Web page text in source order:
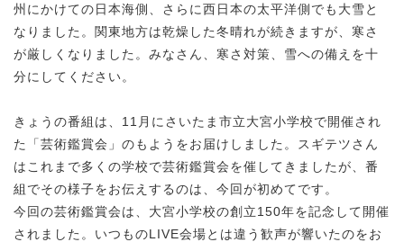
州にかけての日本海側、さらに西日本の太平洋側でも大雪と
なりました。関東地方は乾燥した冬晴れが続きますが、寒さ
が厳しくなりました。みなさん、寒さ対策、雪への備えを十
分にしてください。
きょうの番組は、11月にさいたま市立大宮小学校で開催され
た「芸術鑑賞会」のもようをお届けしました。スギテツさん
はこれまで多くの学校で芸術鑑賞会を催してきましたが、番
組でその様子をお伝えするのは、今回が初めてです。
今回の芸術鑑賞会は、大宮小学校の創立150年を記念して開催
されました。いつものLIVE会場とは違う歓声が響いたのをお